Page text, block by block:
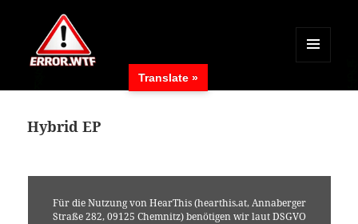
MENÜ
WIDGETS
Hybrid EP
Für die Nutzung von HearThis (hearthis.at, Annaberger
Straße 282, 09125 Chemnitz) benötigen wir laut DSGVO
Translate »